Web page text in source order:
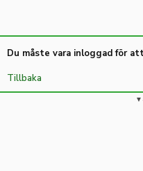
Du måste vara inloggad för
Tillbaka